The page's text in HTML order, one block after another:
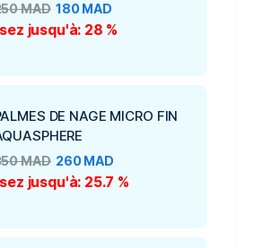
MAD 180MAD
jusqu'à: 28 %
DE NAGE MICRO FIN
MAD 260MAD
jusqu'à: 25.7 %